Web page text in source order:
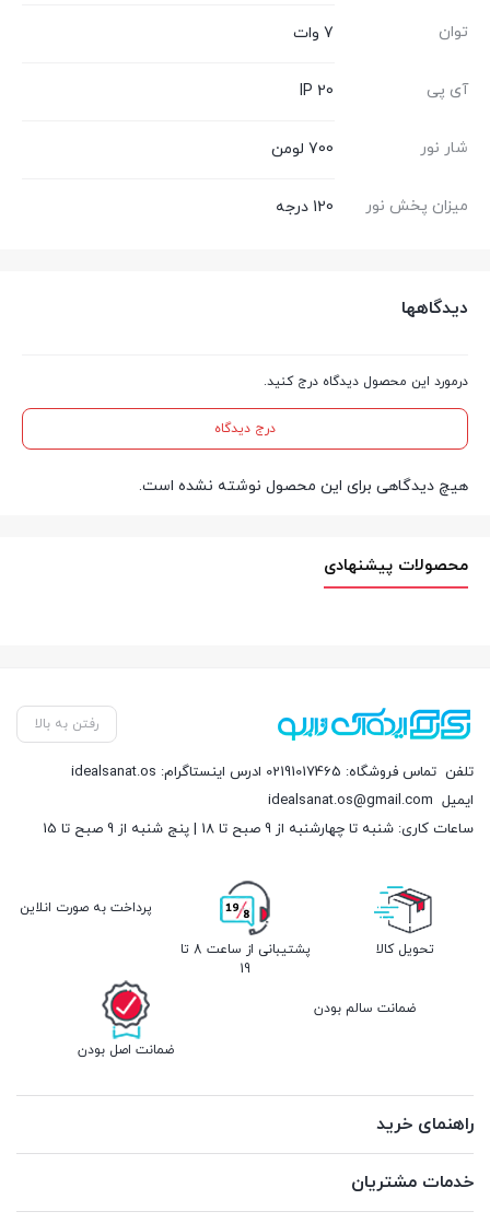
توان 7 وات
آی پی IP 20
شار نور 700 لومن
میزان پخش نور 120 درجه
دیدگاهها
درمورد این محصول دیدگاه درج کنید.
درج دیدگاه
هیچ دیدگاهی برای این محصول نوشته نشده است.
محصولات پیشنهادی
رفتن به بالا
تلفن تماس فروشگاه: 02191017465 ادرس اینستاگرام: idealsanat.os
ایمیل idealsanat.os@gmail.com
ساعات کاری: شنبه تا چهارشنبه از 9 صبح تا 18 | پنج شنبه از 9 صبح تا 15
تحویل کالا
پشتیبانی از ساعت 8 تا
19
پرداخت به صورت انلاین
ضمانت سالم بودن
ضمانت اصل بودن
راهنمای خرید
خدمات مشتریان